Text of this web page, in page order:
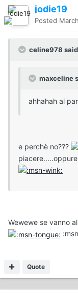
jodie19
Posted
celine978
maxceline
ahhahah al
e perchè no???
Wewewe se vanno
Quote